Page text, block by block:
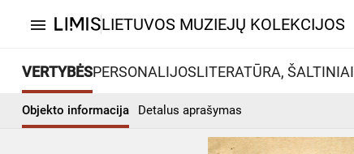
menu LIETUVOS MUZIEJŲ KOLEKCIJOS
VERTYBĖSPERSONALIJOSLITERATŪRA, ŠALTINIAI
Objekto informacija Detalus aprašymas